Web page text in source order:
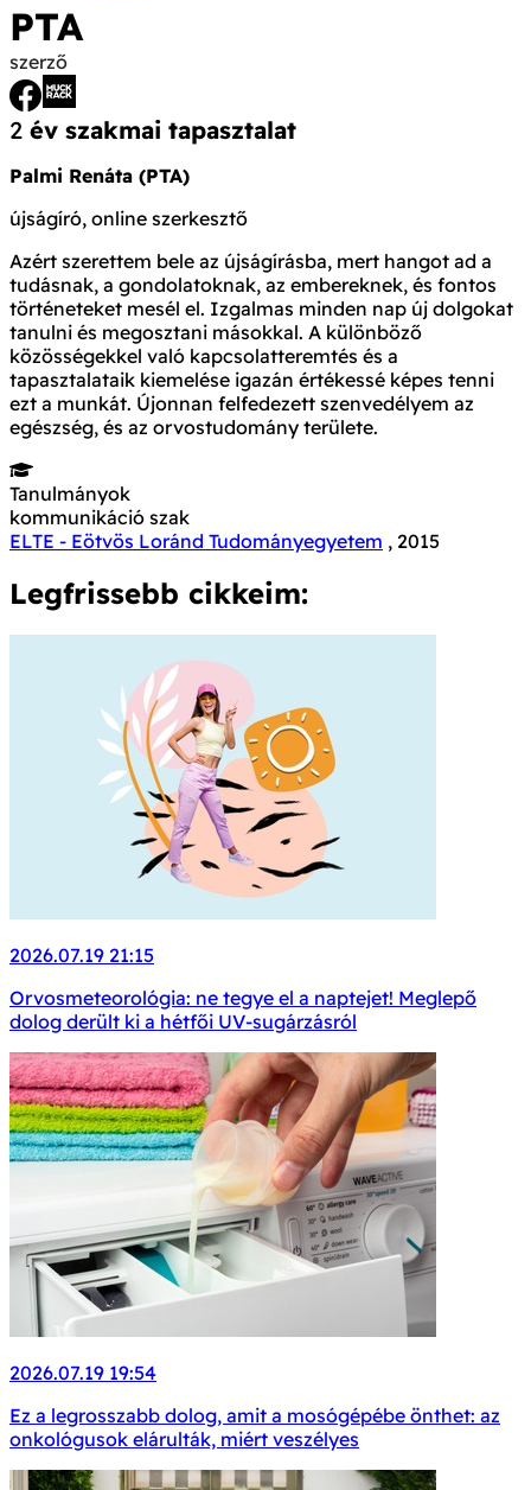
PTA
szerző
2 év szakmai tapasztalat
Palmi Renáta (PTA)
újságíró, online szerkesztő
Azért szerettem bele az újságírásba, mert hangot ad a
tudásnak, a gondolatoknak, az embereknek, és fontos
történeteket mesél el. Izgalmas minden nap új dolgokat
tanulni és megosztani másokkal. A különböző
közösségekkel való kapcsolatteremtés és a
tapasztalataik kiemelése igazán értékessé képes tenni
ezt a munkát. Újonnan felfedezett szenvedélyem az
egészség, és az orvostudomány területe.
Tanulmányok
kommunikáció szak
ELTE - Eötvös Loránd Tudományegyetem , 2015
Legfrissebb cikkeim:
2026.07.19 21:15
Orvosmeteorológia: ne tegye el a naptejet! Meglepő
dolog derült ki a hétfői UV-sugárzásról
2026.07.19 19:54
Ez a legrosszabb dolog, amit a mosógépébe önthet: az
onkológusok elárulták, miért veszélyes